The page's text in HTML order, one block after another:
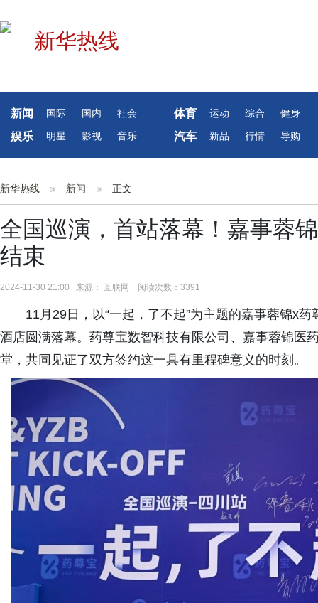
新闻 国际 国内 社会 体育 运动 综合 健身
娱乐 明星 影视 音乐 汽车 新品 行情 导购
新华热线 新闻 正文
全国巡演，首站落幕！嘉事蓉
结束
2024-11-30 21:00 来源： 互联网 阅读次数：3391
11月29日，以“一起，了不起”为主题的嘉事蓉锦x
酒店圆满落幕。药尊宝数智科技有限公司、嘉事蓉锦医
堂，共同见证了双方签约这一具有里程碑意义的时刻。